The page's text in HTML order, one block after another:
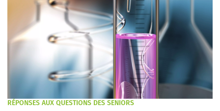
RÉPONSES AUX QUESTIONS DES SENIORS